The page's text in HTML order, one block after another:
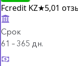
Fcredit KZ★5,01
Срок
61 – 365 дн.